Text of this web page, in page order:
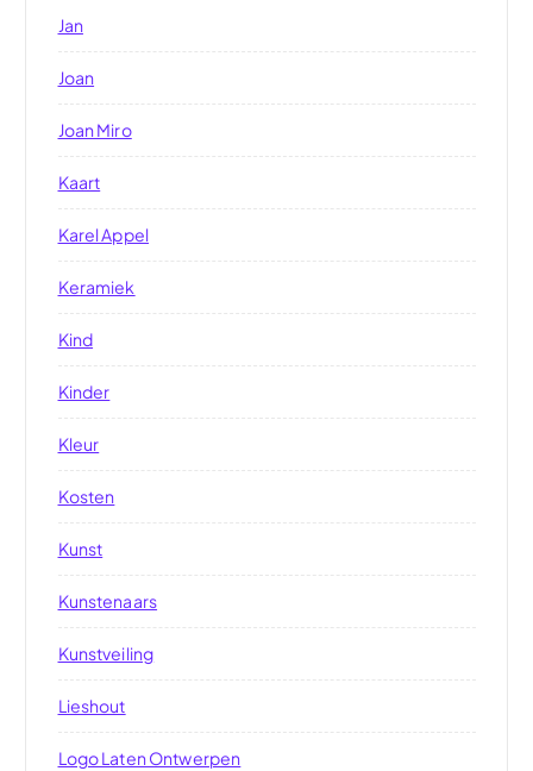
Jan
Joan
Joan Miro
Kaart
Karel Appel
Keramiek
Kind
Kinder
Kleur
Kosten
Kunst
Kunstenaars
Kunstveiling
Lieshout
Logo Laten Ontwerpen